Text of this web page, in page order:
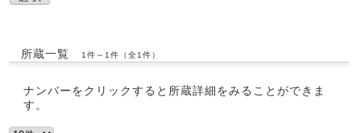
所蔵一覧 1件～1件（全1件）
ナンバーをクリックすると所蔵詳細をみることができま
す。